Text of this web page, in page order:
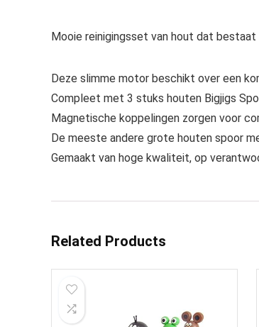
Mooie reinigingsset van hout dat
Deze slimme motor beschikt over een
Compleet met 3 stuks houten Bigjigs
Magnetische koppelingen zorgen voor
De meeste andere grote houten spoor
Gemaakt van hoge kwaliteit, op
Related Products